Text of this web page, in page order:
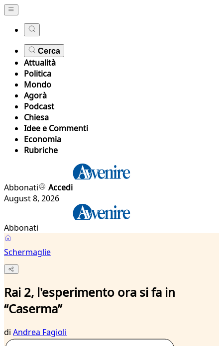
Cerca
Attualità
Politica
Mondo
Agorà
Podcast
Chiesa
Idee e Commenti
Economia
Rubriche
Abbonati
Accedi
August 8, 2026
Abbonati
Schermaglie
Rai 2, l'esperimento ora si fa in
“Caserma”
di Andrea Fagioli